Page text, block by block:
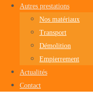
Autres prestations
Nos matériaux
Transport
Démolition
Empierrement
Actualités
Contact